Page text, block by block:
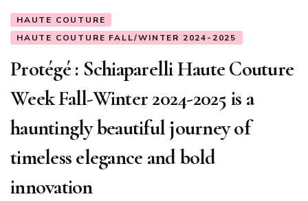
HAUTE COUTURE
HAUTE COUTURE FALL/WINTER 2024-2025
Protégé : Schiaparelli Haute Couture
Week Fall-Winter 2024-2025 is a
hauntingly beautiful journey of
timeless elegance and bold
innovation